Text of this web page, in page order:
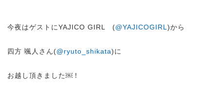
今夜はゲストにYAJICO GIRL (@YAJICOGIRL )から
四方 颯人さん(@ryuto_shikata)に
お越し頂きました￼！